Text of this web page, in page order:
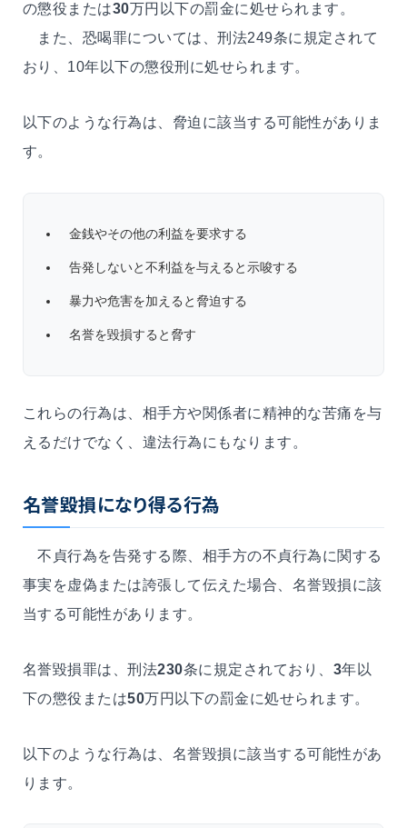
の懲役または30万円以下の罰金に処せられます。
また、恐喝罪については、刑法249条に規定されて
おり、10年以下の懲役刑に処せられます。
以下のような行為は、脅迫に該当する可能性がありま
す。
金銭やその他の利益を要求する
告発しないと不利益を与えると示唆する
暴力や危害を加えると脅迫する
名誉を毀損すると脅す
これらの行為は、相手方や関係者に精神的な苦痛を与
えるだけでなく、違法行為にもなります。
名誉毀損になり得る行為
不貞行為を告発する際、相手方の不貞行為に関する
事実を虚偽または誇張して伝えた場合、名誉毀損に該
当する可能性があります。
名誉毀損罪は、刑法230条に規定されており、 3年以
下の懲役または50万円以下の罰金に処せられます。
以下のような行為は、名誉毀損に該当する可能性があ
ります。